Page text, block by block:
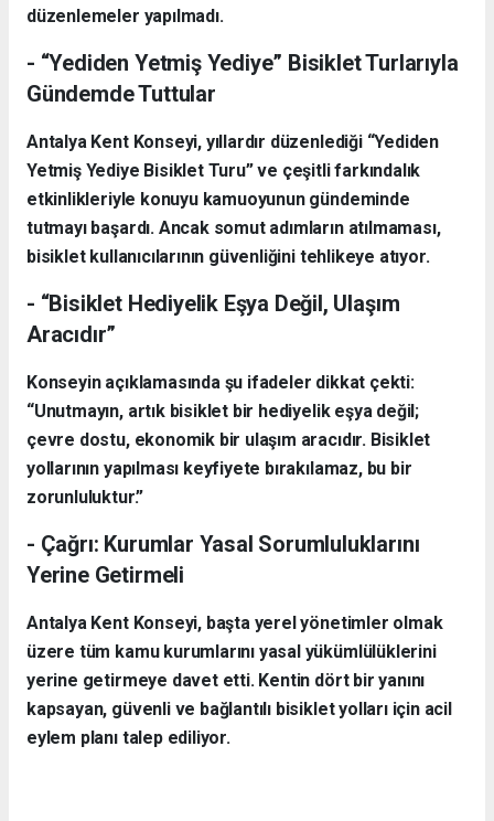
düzenlemeler yapılmadı.
- “Yediden Yetmiş Yediye” Bisiklet Turlarıyla
Gündemde Tuttular
Antalya Kent Konseyi, yıllardır düzenlediği “Yediden
Yetmiş Yediye Bisiklet Turu” ve çeşitli farkındalık
etkinlikleriyle konuyu kamuoyunun gündeminde
tutmayı başardı. Ancak somut adımların atılmaması,
bisiklet kullanıcılarının güvenliğini tehlikeye atıyor.
- “Bisiklet Hediyelik Eşya Değil, Ulaşım
Aracıdır”
Konseyin açıklamasında şu ifadeler dikkat çekti:
“Unutmayın, artık bisiklet bir hediyelik eşya değil;
çevre dostu, ekonomik bir ulaşım aracıdır. Bisiklet
yollarının yapılması keyfiyete bırakılamaz, bu bir
zorunluluktur.”
- Çağrı: Kurumlar Yasal Sorumluluklarını
Yerine Getirmeli
Antalya Kent Konseyi, başta yerel yönetimler olmak
üzere tüm kamu kurumlarını yasal yükümlülüklerini
yerine getirmeye davet etti. Kentin dört bir yanını
kapsayan, güvenli ve bağlantılı bisiklet yolları için acil
eylem planı talep ediliyor.